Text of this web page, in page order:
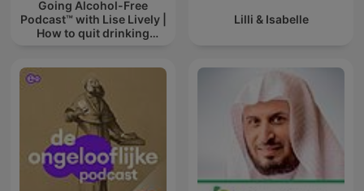
Going Alcohol-Free
Podcast™ with Lise Lively |
How to quit drinking
Lilli & Isabelle